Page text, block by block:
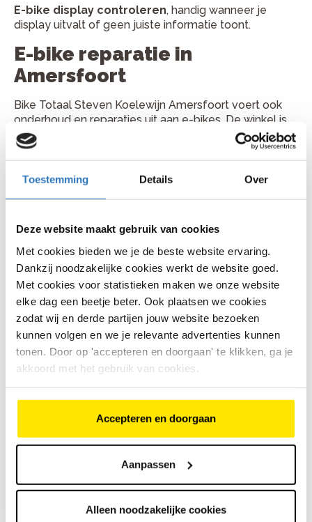
Toestemming Details Over
Deze website maakt gebruik van cookies
Met cookies bieden we je de beste website ervaring.
Dankzij noodzakelijke cookies werkt de website goed.
Met cookies voor statistieken maken we onze website
elke dag een beetje beter. Ook plaatsen we cookies
zodat wij en derde partijen jouw website bezoeken
kunnen volgen en we je relevante advertenties kunnen
tonen. Door op 'accepteren en doorgaan' te klikken, ga je
akkoord met het gebruik van cookies.
Accepteren en doorgaan
Aanpassen
Alleen noodzakelijke cookies
E-bike display controleren, handig wanneer je
display uitvalt of geen juiste informatie toont.
E-bike reparatie in
Amersfoort
Bike Totaal Steven Koelewijn Amersfoort voert ook
onderhoud en reparaties uit aan e-bikes. De winkel is
gecertificeerd voor onderhoud en reparatie aan
elektrische fietsen. Je kunt terecht voor controle van
accu, display, motorondersteuning, aandrijving en
remmen.
Plan je fietsreparatie bij Bike
Totaal Steven Koelewijn
Amersfoort
Je vindt Bike Totaal Steven Koelewijn Amersfoort aan
Soesterweg 275-277, 3812 AJ in Amersfoort. Bellen
kan via 033 737 0272. Kom gerust langs met je fiets of
bel vooraf voor een handig moment.
Veelgestelde vragen
Hoe lang duurt een fietsreparatie
gemiddeld?
Kleine reparaties duren vaak minder dan een uur. Grote
onderhoudsbeurten zijn meestal binnen één werkdag